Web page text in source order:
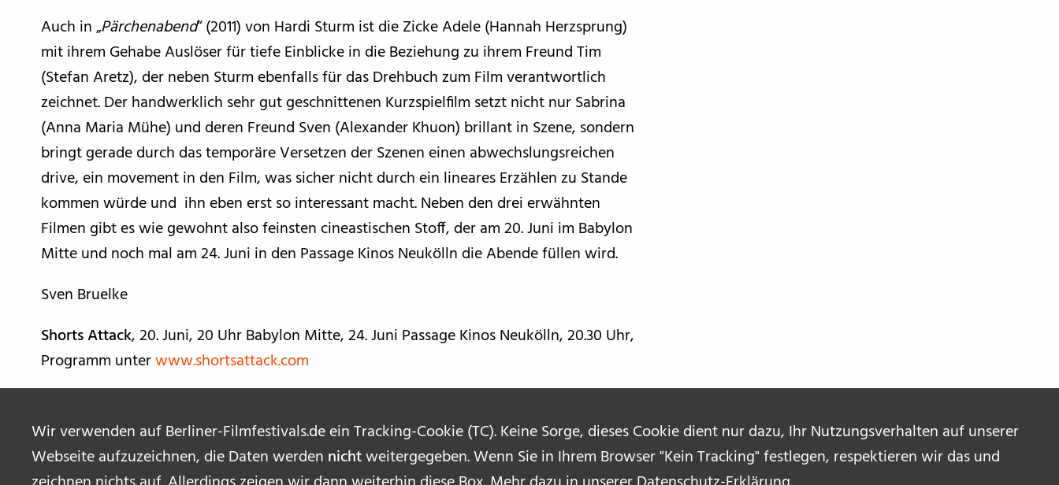
Wir verwenden auf Berliner-Filmfestivals.de ein Tracking-Cookie (TC). Keine Sorge, dieses Cookie dient nur dazu, Ihr Nutzungsverhalten auf unserer
Webseite aufzuzeichnen, die Daten werden nichtweitergegeben. Wenn Sie in Ihrem Browser "Kein Tracking" festlegen, respektieren wir das und
Auch in „Pärchenabend“ (2011) von Hardi Sturm ist die Zicke Adele (Hannah Herzsprung)
mit ihrem Gehabe Auslöser für tiefe Einblicke in die Beziehung zu ihrem Freund Tim
(Stefan Aretz), der neben Sturm ebenfalls für das Drehbuch zum Film verantwortlich
zeichnet. Der handwerklich sehr gut geschnittenen Kurzspielfilm setzt nicht nur Sabrina
(Anna Maria Mühe) und deren Freund Sven (Alexander Khuon) brillant in Szene, sondern
bringt gerade durch das temporäre Versetzen der Szenen einen abwechslungsreichen
drive, ein movement in den Film, was sicher nicht durch ein lineares Erzählen zu Stande
kommen würde und ihn eben erst so interessant macht. Neben den drei erwähnten
Filmen gibt es wie gewohnt also feinsten cineastischen Stoff, der am 20. Juni im Babylon
Mitte und noch mal am 24. Juni in den Passage Kinos Neukölln die Abende füllen wird.
Sven Bruelke
Shorts Attack, 20. Juni, 20 Uhr Babylon Mitte, 24. Juni Passage Kinos Neukölln, 20.30 Uhr,
Programm unterwww.shortsattack.com